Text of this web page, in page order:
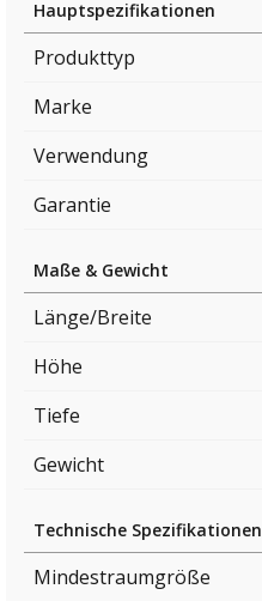
Hauptspezifikationen
Produkttyp
Marke
Verwendung
Garantie
Maße & Gewicht
Länge/Breite
Höhe
Tiefe
Gewicht
Technische Spezifikationen
Mindestraumgröße